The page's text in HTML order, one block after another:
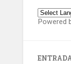
Powered